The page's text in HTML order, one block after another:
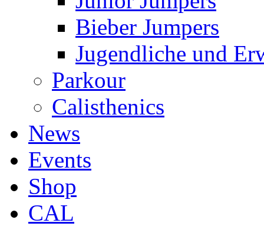
Bieber Jumpers
Jugendliche und
Parkour
Calisthenics
News
Events
Shop
CAL